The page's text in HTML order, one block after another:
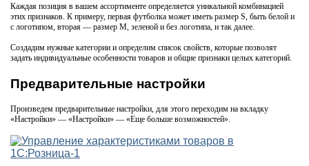
Каждая позиция в вашем ассортименте определяется уникальной комбинацией
этих признаков. К примеру, первая футболка может иметь размер S, быть белой и
с логотипом, вторая — размер M, зеленой и без логотипа, и так далее.
Создадим нужные категории и определим список свойств, которые позволят
задать индивидуальные особенности товаров и общие признаки целых категорий.
Предварительные настройки
Произведем предварительные настройки, для этого переходим на вкладку
«Настройки» — «Настройки» — «Еще больше возможностей».